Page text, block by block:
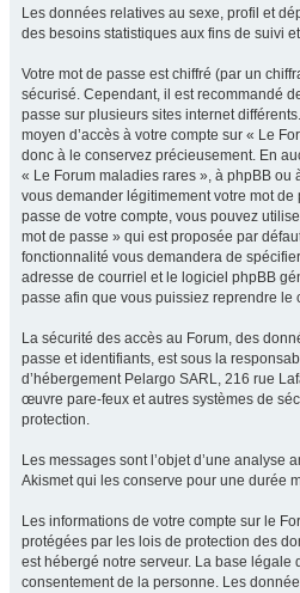
Les données relatives au sexe, profil et
des besoins statistiques aux fins de suivi
Votre mot de passe est chiffré (par un
sécurisé. Cependant, il est recommandé
passe sur plusieurs sites internet
moyen d’accès à votre compte sur « Le
donc à le conservez précieusement. En
« Le Forum maladies rares », à phpBB ou
vous demander légitimement votre mot
passe de votre compte, vous pouvez
mot de passe » qui est proposée par
fonctionnalité vous demandera de
adresse de courriel et le logiciel phpBB
passe afin que vous puissiez reprendre le
La sécurité des accès au Forum, des
passe et identifiants, est sous la
d’hébergement Pelargo SARL, 216 rue
œuvre pare-feux et autres systèmes de
protection.
Les messages sont l’objet d’une analyse
Akismet qui les conserve pour une durée
Les informations de votre compte sur le
protégées par les lois de protection des
est hébergé notre serveur. La base légale
consentement de la personne. Les